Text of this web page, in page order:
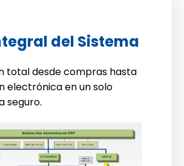
del Sistema
total desde compras hasta
electrónica en un solo
seguro.